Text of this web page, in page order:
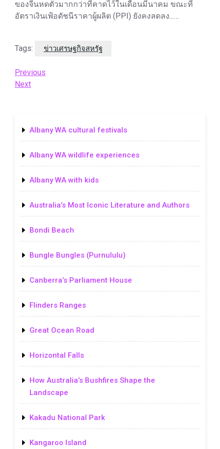
ของจีนหดตัวมากกว่าที่คาดไว้ในเดือนมีนาคม ขณะที่
อัตราเงินเฟ้อดัชนีราคาผู้ผลิต (PPI) ยังคงลดลง...…
Tags: ข่าวเศรษฐกิจสหรัฐ
Post
navigation
Previous
Post
Previous
Next
Next
Albany WA cultural festivals
Albany WA wildlife experiences
Albany WA with kids
Australia’s Most Iconic Literature and Authors
Bondi Beach
Bungle Bungles (Purnululu)
Canberra’s Parliament House
Flinders Ranges
Great Ocean Road
Horizontal Falls
How Australia’s Bushfires Shape the
Landscape
Kakadu National Park
Kangaroo Island